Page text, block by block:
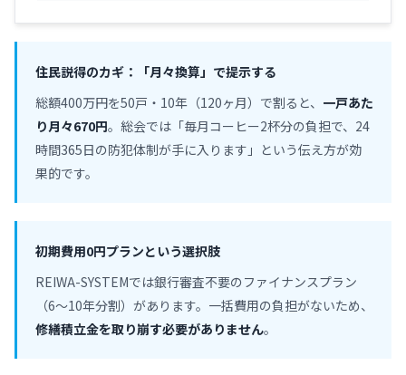
住民説得のカギ：「月々換算」で提示する
総額400万円を50戸・10年（120ヶ月）で割ると、 一戸あた
り月々670円。総会では「毎月コーヒー2杯分の負担で、24
時間365日の防犯体制が手に入ります」という伝え方が効
果的です。
初期費用0円プランという選択肢
REIWA-SYSTEMでは銀行審査不要のファイナンスプラン
（6〜10年分割）があります。一括費用の負担がないため、
修繕積立金を取り崩す必要がありません。